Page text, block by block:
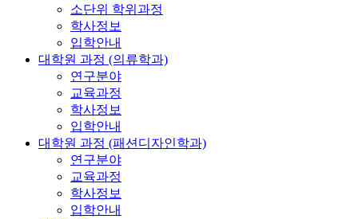
소단위 학위과정
학사정보
입학안내
대학원 과정 (의류학과)
연구분야
교육과정
학사정보
입학안내
대학원 과정 (패션디자인학과)
연구분야
교육과정
학사정보
입학안내